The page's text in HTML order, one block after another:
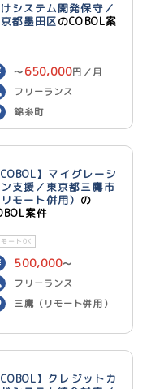
システム開発保守／
都墨田区のCOBOL案
〜 650,000円／月
フリーランス
錦糸町
COBOL】マイグレーシ
支援／東京都三鷹市
リモート併用） の
案件
ートOK
500,000〜
600,000 円／月
フリーランス
三鷹（リモート併用）
COBOL】クレジットカ